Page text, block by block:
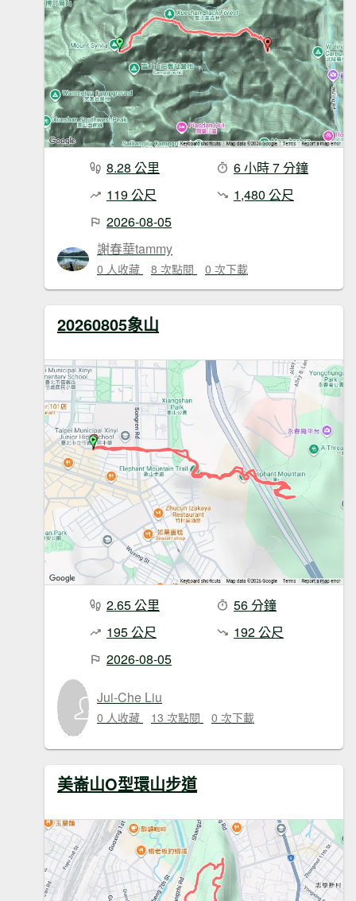
8.28 公里
6 小時 7 分鐘
119 公尺
1,480 公尺
2026-08-05
謝春華tammy
0 人收藏 8 次點閱 0 次下載
20260805象山
2.65 公里
56 分鐘
195 公尺
192 公尺
2026-08-05
Jui-Che Liu
0 人收藏 13 次點閱 0 次下載
美崙山O型環山步道